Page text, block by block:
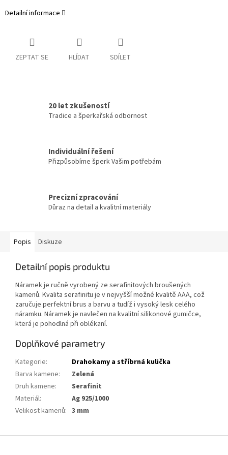
Detailní informace
ZEPTAT SE HLÍDAT SDÍLET
20 let zkušeností
Tradice a šperkařská odbornost
Individuální řešení
Přizpůsobíme šperk Vašim potřebám
Precizní zpracování
Důraz na detail a kvalitní materiály
Popis Diskuze
Detailní popis produktu
Náramek je ručně vyrobený ze serafinitových broušených
kamenů. Kvalita serafinitu je v nejvyšší možné kvalitě AAA, což
zaručuje perfektní brus a barvu a tudíž i vysoký lesk celého
náramku. Náramek je navlečen na kvalitní silikonové gumičce,
která je pohodlná při oblékaní.
Doplňkové parametry
Kategorie:
Drahokamy a stříbrná kulička
Barva kamene:
Zelená
Druh kamene:
Serafinit
Materiál:
Ag 925/1000
Velikost kamenů: 3 mm